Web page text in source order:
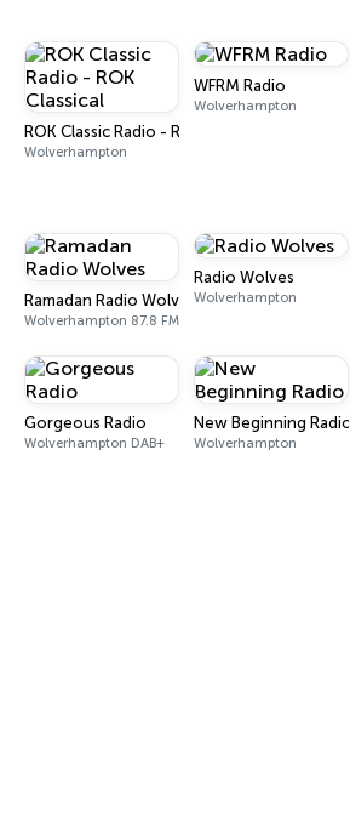
ROK Classic Radio - ROK Classical
Wolverhampton
WFRM Radio
Wolverhampton
Ramadan Radio Wolves
Wolverhampton 87.8 FM
Radio Wolves
Wolverhampton
Gorgeous Radio
Wolverhampton DAB+
New Beginning Radio
Wolverhampton